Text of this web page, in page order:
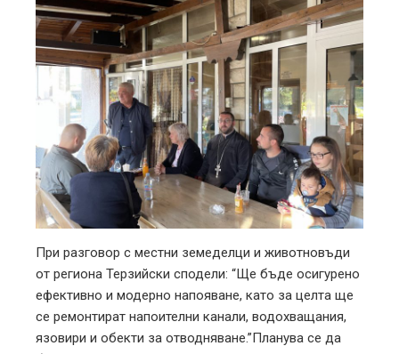
При разговор с местни земеделци и животновъди
от региона Терзийски сподели: “Ще бъде осигурено
ефективно и модерно напояване, като за целта ще
се ремонтират напоителни канали, водохващания,
язовири и обекти за отводняване.”Планува се да